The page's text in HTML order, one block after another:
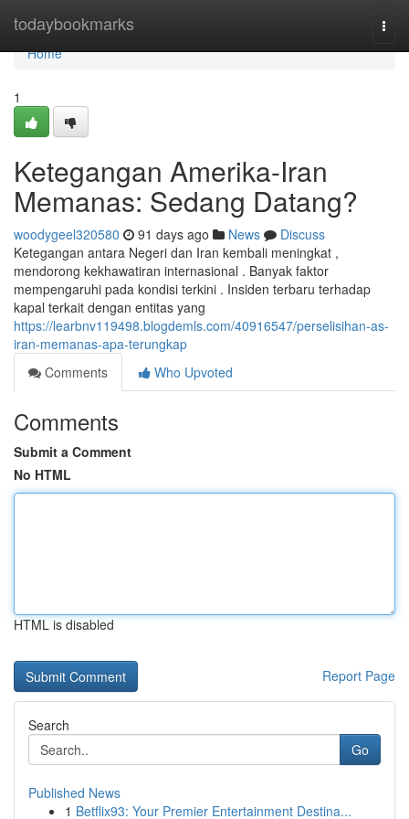
todaybookmarks
Home
Home
1
Ketegangan Amerika-Iran
Memanas: Sedang Datang?
woodygeel320580 91 days ago News
Discuss
Ketegangan antara Negeri dan Iran kembali meningkat ,
mendorong kekhawatiran internasional . Banyak faktor
mempengaruhi pada kondisi terkini . Insiden terbaru terhadap
kapal terkait dengan entitas yang
https://learbnv119498.blogdemls.com/40916547/perselisihan-as-
iran-memanas-apa-terungkap
Comments
Who Upvoted
Comments
Submit a Comment
No HTML
HTML is disabled
Report Page
Search
Go
Published News
1 Betflix93: Your Premier Entertainment Destina...